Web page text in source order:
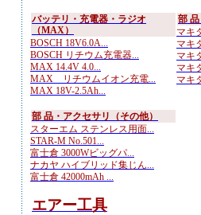
バッテリ・充電器・ラジオ
（MAX）
BOSCH 18V6.0A...
BOSCH リチウム充電器...
MAX 14.4V 4.0...
MAX リチウムイオン充電...
MAX 18V-2.5Ah...
部
マキ
マキ
マキ
マキ
マキ
部 品・アクセサリ（その他）
スターエム ステンレス用面...
STAR-M No.501...
富士倉 3000Wビッグパ...
ナカヤ ハイブリッド集じん...
富士倉 42000mAh ...
エアー工具